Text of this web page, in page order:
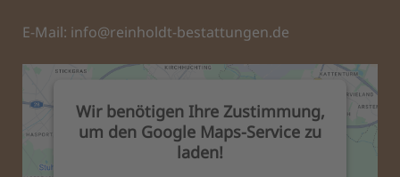
E-Mail: info@reinholdt-bestattungen.de
Wir benötigen Ihre Zustimmung,
um den Google Maps-Service zu
laden!